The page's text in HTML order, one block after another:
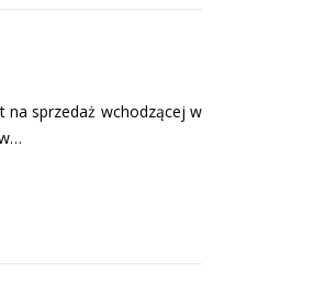
na sprzedaż wchodzącej w